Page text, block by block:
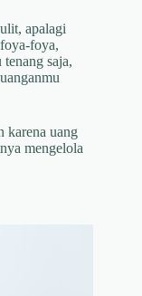
apalagi
foya,
saja,
karena uang
mengelola